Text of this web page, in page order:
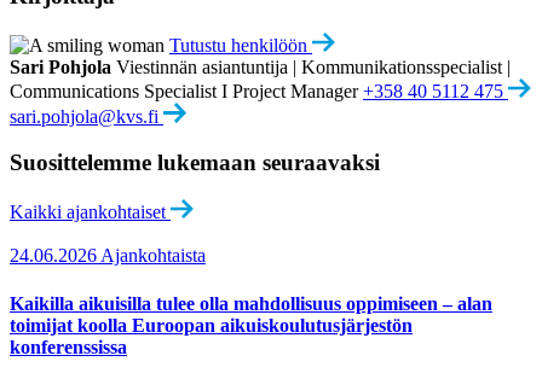
Tutustu henkilöön
Sari Pohjola Viestinnän asiantuntija | Kommunikationsspecialist |
Communications Specialist I Project Manager +358 40 5112 475
sari.pohjola@kvs.fi
Suosittelemme lukemaan seuraavaksi
Kaikki ajankohtaiset
24.06.2026 Ajankohtaista
Kaikilla aikuisilla tulee olla mahdollisuus oppimiseen – alan
toimijat koolla Euroopan aikuiskoulutusjärjestön
konferenssissa